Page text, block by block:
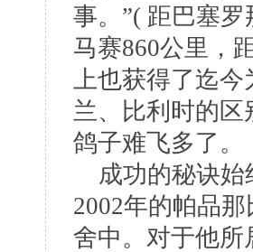
事。”( 距巴塞
马赛860公里，
上也获得了迄今
兰、比利时的
鸽子难飞多了。
成功的秘诀始
2002年的帕品
舍中。对于他所